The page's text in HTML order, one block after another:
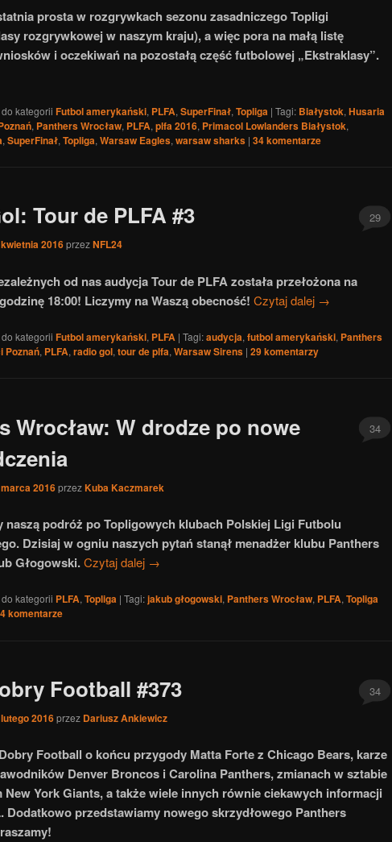
prosta w rozgrywkach sezonu zasadniczego Topligi
rozgrywkowej w naszym kraju), a więc pora na małą listę
i oczekiwań na pozostałą część futbolowej „Ekstraklasy”.
kategorii Futbol amerykański, PLFA, SuperFinał, Topliga | Tagi: Białystok, Husaria
, Panthers Wrocław, PLFA, plfa 2016, Primacol Lowlanders Białystok,
, SuperFinał, Topliga, Warsaw Eagles, warsaw sharks | 34komentarze
Tour de PLFA #3
2016przezNFL24
29
od nas audycja Tour de PLFA została przełożona na
18:00! Liczymy na Waszą obecność! Czytaj dalej →
kategorii Futbol amerykański, PLFA | Tagi:audycja, futbol amerykański, Panthers
Poznań, PLFA, radio gol, tour de plfa, Warsaw Sirens | 29komentarzy
Wrocław: W drodze po nowe
2016przezKuba Kaczmarek
34
naszą podróż po Topligowych klubach Polskiej Ligi Futbolu
Dzisiaj w ogniu naszych pytań stanął menadżer klubu Panthers
Głogowski.Czytaj dalej →
kategorii PLFA, Topliga | Tagi:jakub głogowski, Panthers Wrocław, PLFA, Topliga
komentarze
Football #373
2016przez Dariusz Ankiewicz
34
Football o końcu przygody Matta Forte z Chicago Bears, karze
Denver Broncos i Carolina Panthers, zmianach w sztabie
York Giants, a także wiele innych równie ciekawych informacji
Dodatkowo przedstawiamy nowego skrzydłowego Panthers